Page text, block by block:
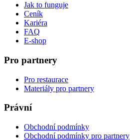
Jak to funguje
Ceník
Kariéra
FAQ
E-shop
Pro partnery
Pro restaurace
Materiály pro partnery
Právní
Obchodní podmínky
Obchodní podmínky pro partnery